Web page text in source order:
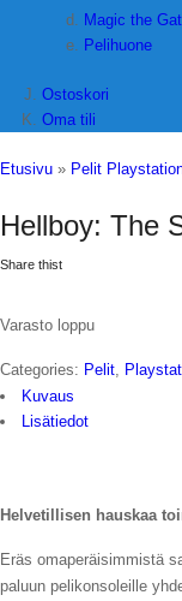
Magic the
Pelihuone
Ostoskori
Oma tili
Etusivu » Pelit
Hellboy: The
Share thist
Varasto loppu
Categories: Pelit,
Kuvaus
Lisätiedot
Helvetillisen hauskaa
Eräs omaperäisimmistä
paluun pelikonsoleille